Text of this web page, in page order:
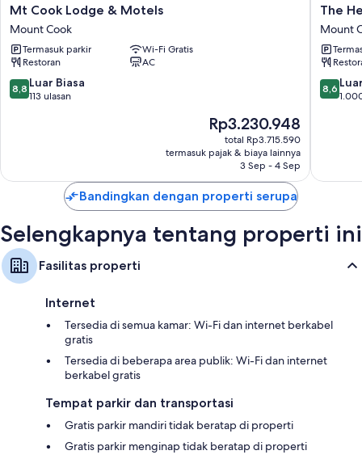
Mt
Cook
Lodge
&
Motels
Mount
Cook
Mt Cook Lodge & Motels
Mount Cook
Termasuk parkir
Wi-Fi Gratis
Restoran
AC
8.8
dari
8,8 Luar Biasa
113 ulasan
Harga
sekarang
Rp3.230.948
Rp3.230.948
total Rp3.715.590
termasuk pajak & biaya lainnya
3 Sep - 4 Sep
The
Hotel
Mount
Cook
Mount
Cook
The
Mount
8.6
dari
8,6
Bandingkan dengan properti serupa
Selengkapnya tentang properti ini
Fasilitas properti
Internet
Tersedia di semua kamar: Wi-Fi dan internet berkabel
gratis
Tersedia di beberapa area publik: Wi-Fi dan internet
berkabel gratis
Tempat parkir dan transportasi
Gratis parkir mandiri tidak beratap di properti
Gratis parkir menginap tidak beratap di properti